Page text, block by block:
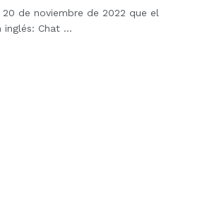
de noviembre de 2022 que el
inglés: Chat ...